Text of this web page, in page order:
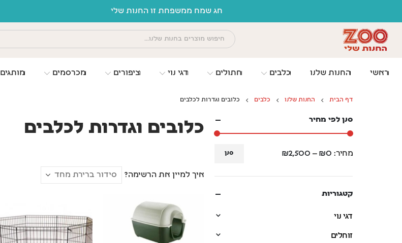
חג שמח ממשפחת זו החנות שלי
ראשי החנות שלנו כלבים חתולים דגי נוי ציפורים מכרסמים מותגים
דף הבית החנות שלנו כלבים כלובים וגדרות לכלבים
כלובים וגדרות לכלבים
איך למיין את הרשימה?
סנן לפי מחיר
סנן מחיר: ₪0
—
₪2,500
קטגוריות
דגי נוי
זוחלים